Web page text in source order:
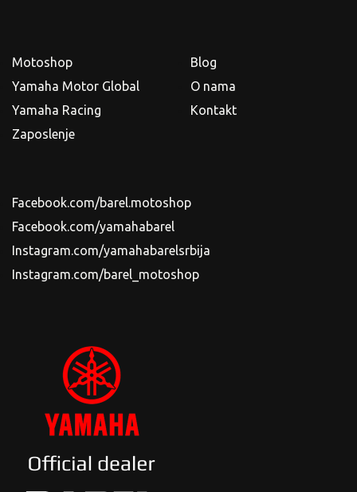
Motoshop
Yamaha Motor Global
Yamaha Racing
Zaposlenje
Blog
O nama
Kontakt
Facebook.com/barel.motoshop
Facebook.com/yamahabarel
Instagram.com/yamahabarelsrbija
Instagram.com/barel_motoshop